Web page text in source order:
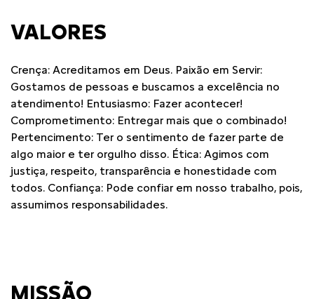
VALORES
Crença: Acreditamos em Deus. Paixão em Servir:
Gostamos de pessoas e buscamos a excelência no
atendimento! Entusiasmo: Fazer acontecer!
Comprometimento: Entregar mais que o combinado!
Pertencimento: Ter o sentimento de fazer parte de
algo maior e ter orgulho disso. Ética: Agimos com
justiça, respeito, transparência e honestidade com
todos. Confiança: Pode confiar em nosso trabalho, pois,
assumimos responsabilidades.
MISSÃO